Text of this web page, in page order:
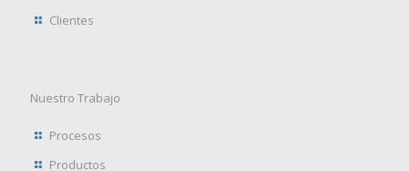
Clientes
Nuestro Trabajo
Procesos
Productos